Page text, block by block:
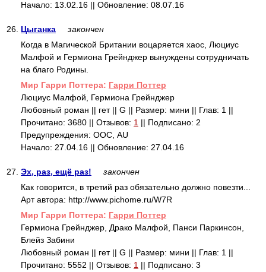
Начало: 13.02.16 || Обновление: 08.07.16
26. Цыганка
закончен
Когда в Магической Британии воцаряется хаос, Люциус
Малфой и Гермиона Грейнджер вынуждены сотрудничать
на благо Родины.
Mир Гарри Поттера: Гарри Поттер
Люциус Малфой, Гермиона Грейнджер
Любовный роман || гет || G || Размер: мини || Глав: 1 ||
Прочитано: 3680 || Отзывов: 1 || Подписано: 2
Предупреждения: ООС, AU
Начало: 27.04.16 || Обновление: 27.04.16
27. Эх, раз, ещё раз!
закончен
Как говорится, в третий раз обязательно должно повезти...
Арт автора: http://www.pichome.ru/W7R
Mир Гарри Поттера: Гарри Поттер
Гермиона Грейнджер, Драко Малфой, Панси Паркинсон,
Блейз Забини
Любовный роман || гет || G || Размер: мини || Глав: 1 ||
Прочитано: 5552 || Отзывов: 1 || Подписано: 3